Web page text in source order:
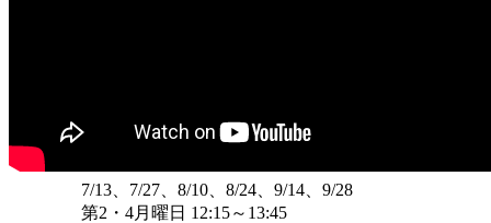
7/13、7/27、8/10、8/24、9/14、9/28
第2・4月曜日 12:15～13:45